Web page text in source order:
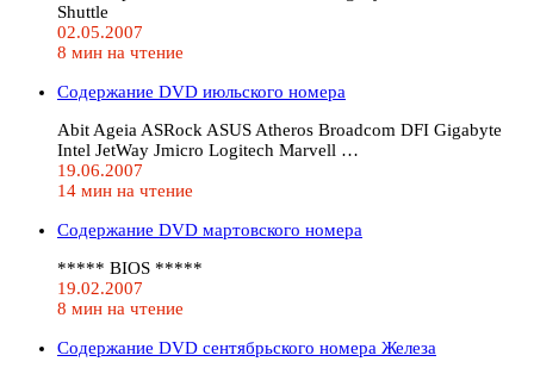
Shuttle
02.05.2007
8 мин на чтение
Содержание DVD июльского номера
Abit Ageia ASRock ASUS Atheros Broadcom DFI Gigabyte
Intel JetWay Jmicro Logitech Marvell …
19.06.2007
14 мин на чтение
Содержание DVD мартовского номера
***** BIOS *****
19.02.2007
8 мин на чтение
Содержание DVD сентябрьского номера Железа